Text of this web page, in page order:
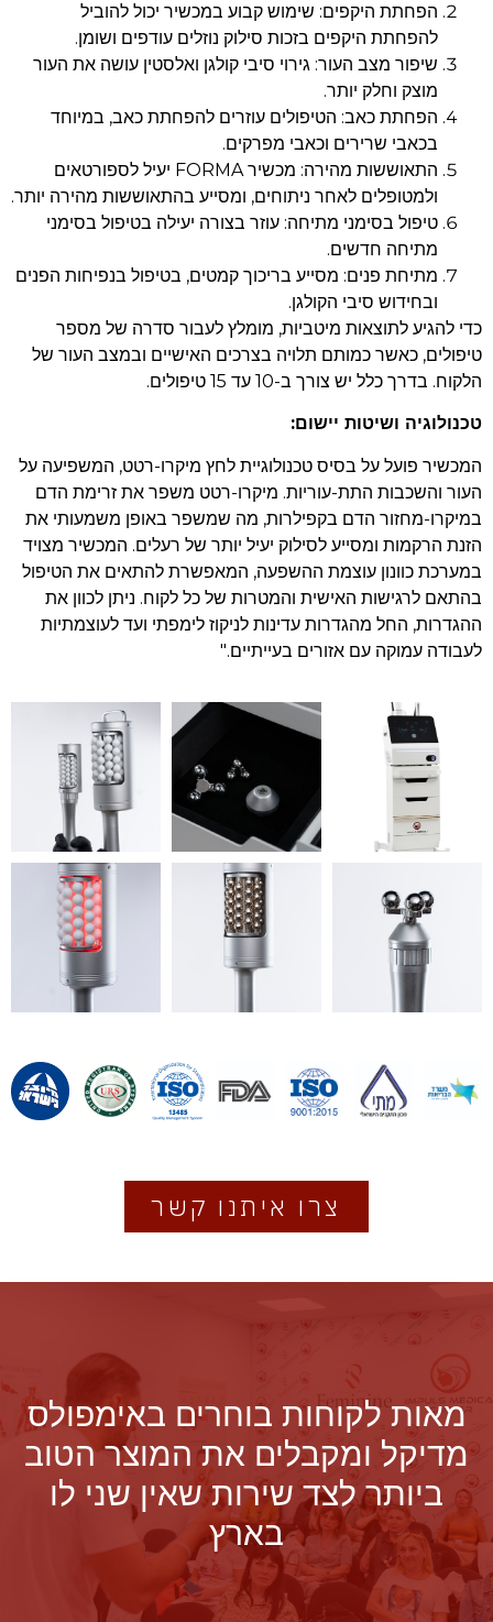
הפחתת היקפים: שימוש קבוע במכשיר יכול להוביל
להפחתת היקפים בזכות סילוק נוזלים עודפים ושומן.
שיפור מצב העור: גירוי סיבי קולגן ואלסטין עושה את העור
מוצק וחלק יותר.
הפחתת כאב: הטיפולים עוזרים להפחתת כאב, במיוחד
בכאבי שרירים וכאבי מפרקים.
התאוששות מהירה: מכשיר FORMA יעיל לספורטאים
ולמטופלים לאחר ניתוחים, ומסייע בהתאוששות מהירה יותר.
טיפול בסימני מתיחה: עוזר בצורה יעילה בטיפול בסימני
מתיחה חדשים.
מתיחת פנים: מסייע בריכוך קמטים, בטיפול בנפיחות הפנים
ובחידוש סיבי הקולגן.
כדי להגיע לתוצאות מיטביות, מומלץ לעבור סדרה של מספר
טיפולים, כאשר כמותם תלויה בצרכים האישיים ובמצב העור של
הלקוח. בדרך כלל יש צורך ב-10 עד 15 טיפולים.
טכנולוגיה ושיטות יישום:
המכשיר פועל על בסיס טכנולוגיית לחץ מיקרו-רטט, המשפיעה על
העור והשכבות התת-עוריות. מיקרו-רטט משפר את זרימת הדם
במיקרו-מחזור הדם בקפילרות, מה שמשפר באופן משמעותי את
הזנת הרקמות ומסייע לסילוק יעיל יותר של רעלים. המכשיר מצויד
במערכת כוונון עוצמת ההשפעה, המאפשרת להתאים את הטיפול
בהתאם לרגישות האישית והמטרות של כל לקוח. ניתן לכוון את
ההגדרות, החל מהגדרות עדינות לניקוז לימפתי ועד לעוצמתיות
לעבודה עמוקה עם אזורים בעייתיים."
צרו איתנו קשר
מאות לקוחות בוחרים באימפולס
מדיקל ומקבלים את המוצר הטוב
ביותר לצד שירות שאין שני לו
בארץ